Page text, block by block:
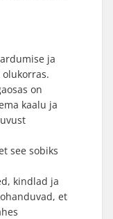
ja
on
kaalu ja
see sobiks
kindlad ja
et